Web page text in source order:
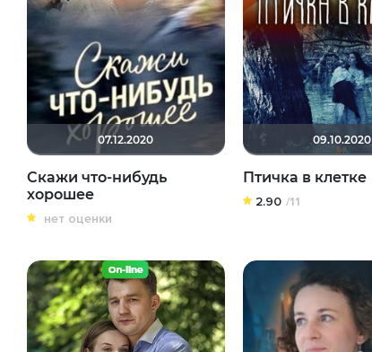
07.12.2020
Скажи что-нибудь
хорошее
нет оценки
09.10.2020
Птичка в клетке
2.90 /11